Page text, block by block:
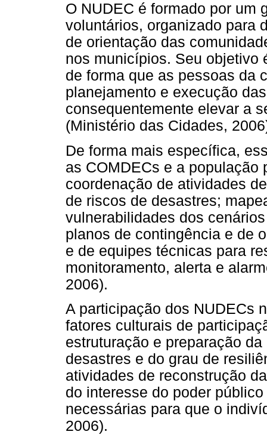
O NUDEC é formado por um
voluntários, organizado para
de orientação das
nos municípios. Seu objetivo
de forma que as pessoas da
planejamento e execução
consequentemente elevar a
(Ministério das Cidades,
De forma mais específica,
as COMDECs e a população
coordenação de atividades
de riscos de desastres;
vulnerabilidades dos
planos de contingência e de
e de equipes técnicas para
monitoramento, alerta e
2006).
A participação dos NUDECs
fatores culturais de
estruturação e preparação
desastres e do grau de
atividades de reconstrução
do interesse do poder
necessárias para que o
2006).